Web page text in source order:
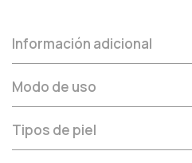
Información adicional
Modo de uso
Tipos de piel